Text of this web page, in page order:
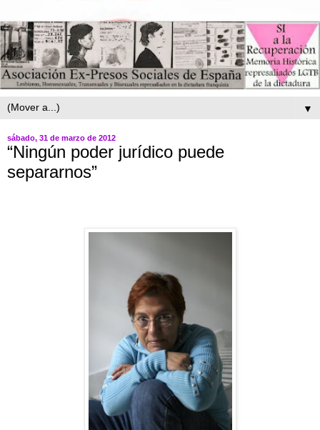
▼
sábado, 31 de marzo de 2012
“Ningún poder jurídico puede
separarnos”